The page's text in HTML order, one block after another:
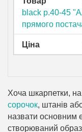
black р.40-45
прямого
Ціна
Хоча шкарпетки, на
сорочок, штанів
назвати основним
створюваний